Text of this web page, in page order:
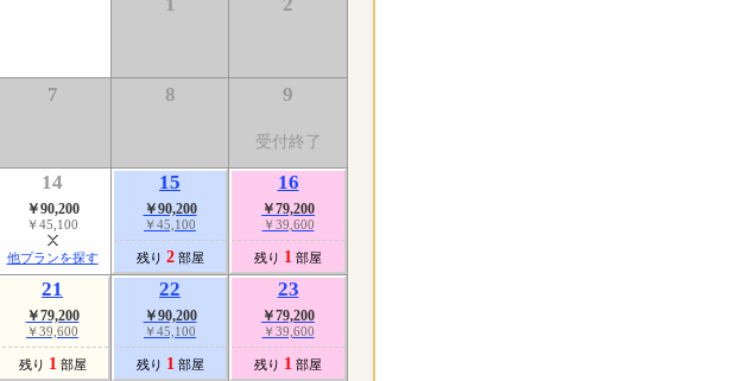
7 8 9
受付終了
14
￥90,200
￥45,100
他プランを探す
15
￥90,200
￥45,100
残り 2 部屋
16
￥79,200
￥39,600
残り 1 部屋
21
￥79,200
￥39,600
残り 1 部屋
22
￥90,200
￥45,100
残り 1 部屋
23
￥79,200
￥39,600
残り 1 部屋